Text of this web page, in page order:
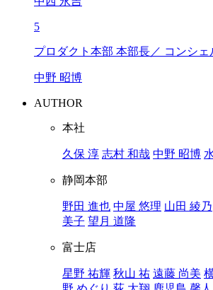
5
プロダクト本部 本部長／ コンシェ
中野 昭博
AUTHOR
本社
久保 淳 志村 和哉 中野 昭博
静岡本部
野田 進也 中屋 悠理 山田 綾乃
美子 望月 道隆
富士店
星野 祐輝 秋山 祐 遠藤 尚美